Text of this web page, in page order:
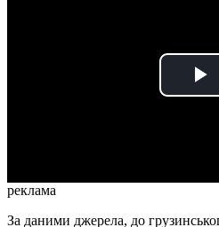
реклама
За даними джерела, до